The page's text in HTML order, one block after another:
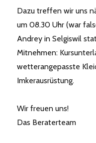
Dazu treffen wir uns
um 08.30 Uhr (war
Andrey in Selgiswil
Mitnehmen:
wetterangepasste
Imkerausrüstung.
Wir freuen uns!
Das Beraterteam